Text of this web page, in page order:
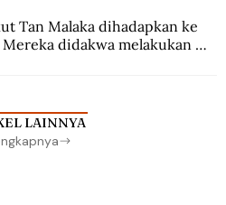
Tan Malaka dihadapkan ke
didakwa melakukan
LAINNYA